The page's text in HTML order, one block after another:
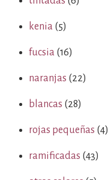
kenia (5)
fucsia (16)
naranjas (22)
blancas (28)
rojas pequeñas (4)
ramificadas (43)